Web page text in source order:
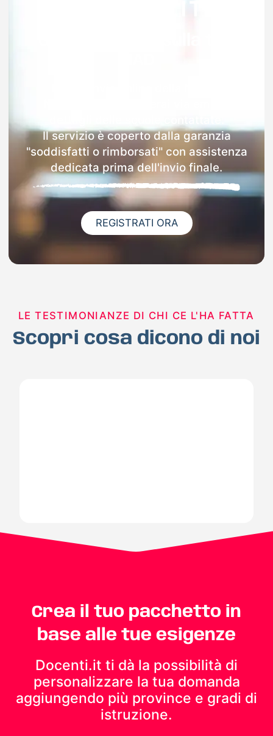
Il servizio è coperto dalla garanzia
"soddisfatti o rimborsati" con assistenza
dedicata prima dell'invio finale.
REGISTRATI ORA
LE TESTIMONIANZE DI CHI CE L'HA FATTA
Scopri cosa dicono di noi
Crea il tuo pacchetto in
base alle tue esigenze
Docenti.it ti dà la possibilità di
personalizzare la tua domanda
aggiungendo più province e gradi di
istruzione.